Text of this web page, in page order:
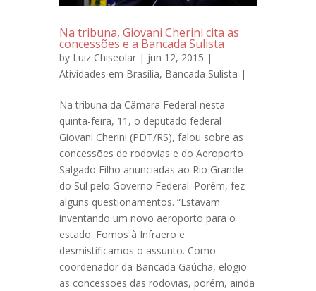
Na tribuna, Giovani Cherini cita as
concessões e a Bancada Sulista
by Luiz Chiseolar | jun 12, 2015 |
Atividades em Brasília, Bancada Sulista |
Na tribuna da Câmara Federal nesta
quinta-feira, 11, o deputado federal
Giovani Cherini (PDT/RS), falou sobre as
concessões de rodovias e do Aeroporto
Salgado Filho anunciadas ao Rio Grande
do Sul pelo Governo Federal. Porém, fez
alguns questionamentos. “Estavam
inventando um novo aeroporto para o
estado. Fomos à Infraero e
desmistificamos o assunto. Como
coordenador da Bancada Gaúcha, elogio
as concessões das rodovias, porém, ainda